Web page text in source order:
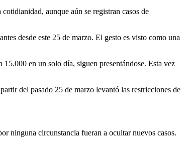
aunque aún se registran casos de
desde este 25 de marzo. El gesto es visto como una
en un solo día, siguen presentándose. Esta vez
del pasado 25 de marzo levantó las restricciones de
ninguna circunstancia fueran a ocultar nuevos casos.